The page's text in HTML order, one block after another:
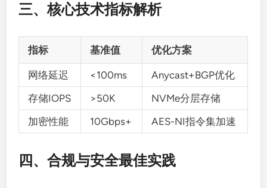
三、核心技术指标解析
指标 基准值 优化方案
网络延迟 <100ms
Anycast+BGP优化
存储IOPS
>50K
NVMe分层存储
加密性能
10Gbps+ AES-NI指令集加速
四、合规与安全最佳实践